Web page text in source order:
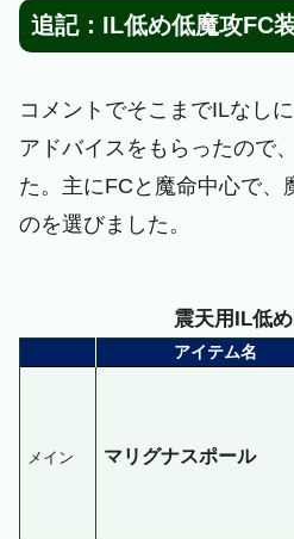
追記：IL低め低魔攻FC
コメントでそこまでILなし
アドバイスをもらったので
た。主にFCと魔命中心で、
のを選びました。
震天用IL低
アイテム名
メイン マリグナスポール